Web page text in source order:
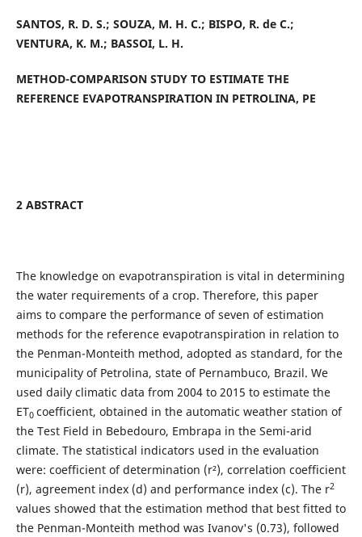
SANTOS, R. D. S.; SOUZA, M. H. C.; BISPO, R. de C.;
VENTURA, K. M.; BASSOI, L. H.
METHOD-COMPARISON STUDY TO ESTIMATE THE
REFERENCE EVAPOTRANSPIRATION IN PETROLINA, PE
2 ABSTRACT
The knowledge on evapotranspiration is vital in determining
the water requirements of a crop. Therefore, this paper
aims to compare the performance of seven of estimation
methods for the reference evapotranspiration in relation to
the Penman-Monteith method, adopted as standard, for the
municipality of Petrolina, state of Pernambuco, Brazil. We
used daily climatic data from 2004 to 2015 to estimate the
ET0 coefficient, obtained in the automatic weather station of
the Test Field in Bebedouro, Embrapa in the Semi-arid
climate. The statistical indicators used in the evaluation
were: coefficient of determination (r²), correlation coefficient
(r), agreement index (d) and performance index (c). The r2
values showed that the estimation method that best fitted to
the Penman-Monteith method was Ivanov's (0.73), followed